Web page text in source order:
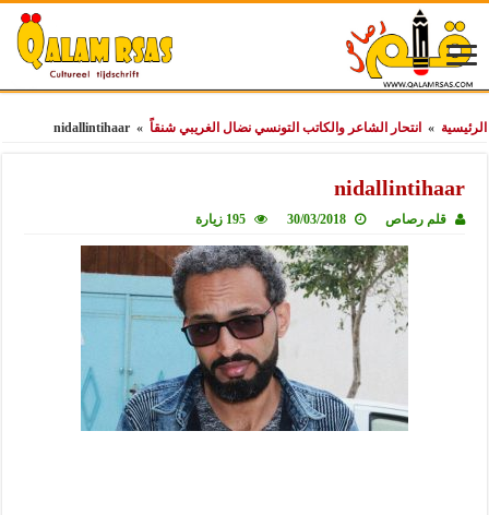
الرئيسية » انتحار الشاعر والكاتب التونسي نضال الغريبي شنقاً »
nidallintihaar
nidallintihaar
قلم رصاص 30/03/2018 195 زيارة